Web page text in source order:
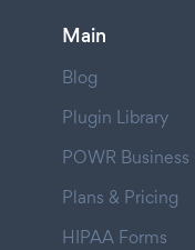
Main
Blog
Plugin Library
POWR Business
Plans & Pricing
HIPAA Forms